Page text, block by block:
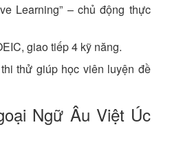
Learning” – chủ động thực
giao tiếp 4 kỹ năng.
thử giúp học viên luyện đề
Ngữ Âu Việt Úc